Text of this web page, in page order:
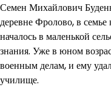
Семен Михайлович
деревне Фролово, в семье
началось в маленькой
знания. Уже в юном
военным делам, и ему
училище.